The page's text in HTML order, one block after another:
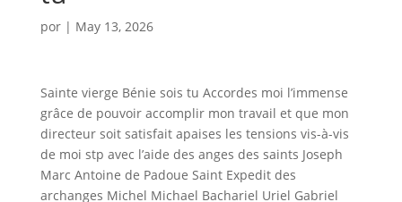
por | May 13, 2026
Sainte vierge Bénie sois tu Accordes moi l’immense
grâce de pouvoir accomplir mon travail et que mon
directeur soit satisfait apaises les tensions vis-à-vis
de moi stp avec l’aide des anges des saints Joseph
Marc Antoine de Padoue Saint Expedit des
archanges Michel Michael Bachariel Uriel Gabriel